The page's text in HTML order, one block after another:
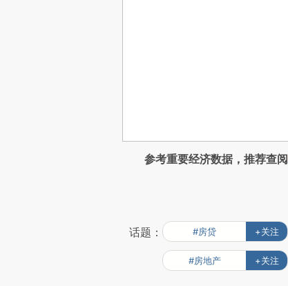
参考重要经济数据，推荐查阅
话题： #房贷 +关注
#房地产 +关注